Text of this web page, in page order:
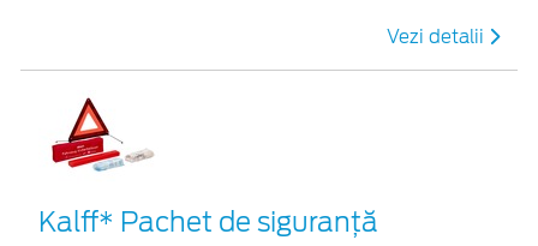
Vezi detalii
Kalff* Pachet de siguranţă